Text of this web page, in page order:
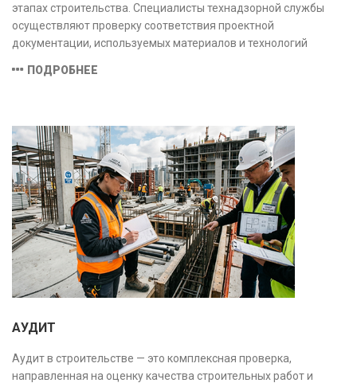
этапах строительства. Специалисты технадзорной службы
осуществляют проверку соответствия проектной
документации, используемых материалов и технологий
безопасность и надёжность объекта.
ПОДРОБНЕЕ
АУДИТ
Аудит в строительстве — это комплексная проверка,
направленная на оценку качества строительных работ и